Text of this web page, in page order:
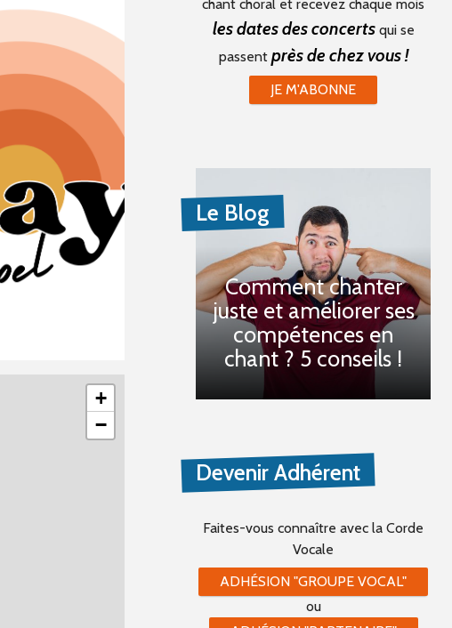
+
−
chant choral et recevez chaque mois
les dates des concertsqui se
passent près de chez vous !
JE M'ABONNE
Le Blog
Comment chanter
juste et améliorer ses
compétences en
chant ? 5 conseils !
Devenir Adhérent
Faites-vous connaître avec la Corde
Vocale
ADHÉSION "GROUPE VOCAL"
ou